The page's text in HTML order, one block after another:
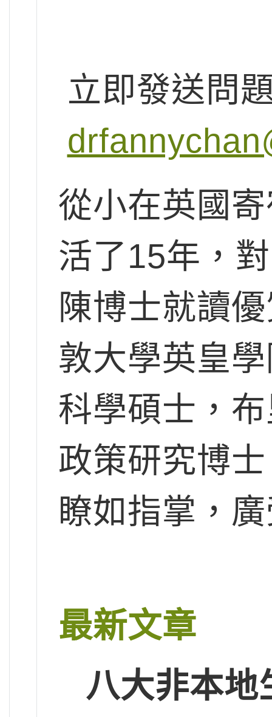
立即發送問
從小在英國
活了15年，
陳博士就讀
敦大學英皇
科學碩士，
政策研究博
瞭如指掌，
最新文章
八大非本地